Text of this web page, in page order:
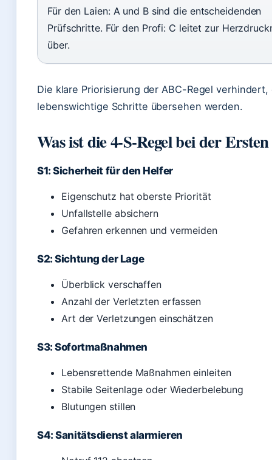
Für den Laien: A und B sind die entscheidenden
Prüfschritte. Für den Profi: C leitet zur
über.
Die klare Priorisierung der ABC-Regel verhindert,
lebenswichtige Schritte übersehen werden.
Was ist die 4-S-Regel bei der
S1: Sicherheit für den Helfer
Eigenschutz hat oberste Priorität
Unfallstelle absichern
Gefahren erkennen und vermeiden
S2: Sichtung der Lage
Überblick verschaffen
Anzahl der Verletzten erfassen
Art der Verletzungen einschätzen
S3: Sofortmaßnahmen
Lebensrettende Maßnahmen einleiten
Stabile Seitenlage oder Wiederbelebung
Blutungen stillen
S4: Sanitätsdienst alarmieren